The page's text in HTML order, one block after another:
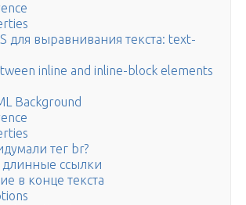
для выравнивания текста: text-
inline and inline-block elements
Background
тег br?
ссылки
в конце текста